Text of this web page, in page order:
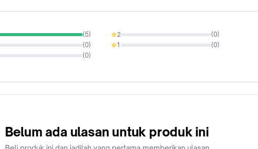
(5)
(0)
(0)
2 (0)
0%
1 (0)
0%
Belum ada ulasan untuk produk ini